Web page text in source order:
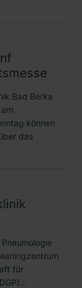
Bad Berka
können
das
für